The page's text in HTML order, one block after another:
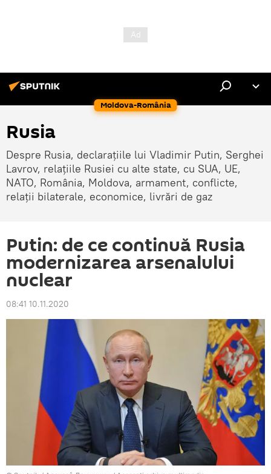
Moldova-România
Rusia
Despre Rusia, declarațiile lui Vladimir Putin, Serghei
Lavrov, relațiile Rusiei cu alte state, cu SUA, UE,
NATO, România, Moldova, armament, conflicte,
relații bilaterale, economice, livrări de gaz
Putin: de ce continuă Rusia
modernizarea arsenalului
nuclear
08:41 10.11.2020